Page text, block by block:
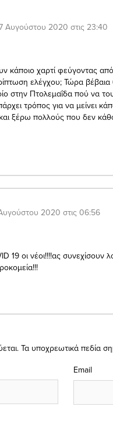
Αυγούστου 2020 στις 23:40
κάποιο χαρτί φεύγοντας
ελέγχου; Τώρα
στην Πτολεμαΐδα πού να
τρόπος για να μείνει
και ξέρω πολλούς που δεν
2020 στις 06:56
19 οι νέοι!!!!ας συνεχίσουν
Τα υποχρεωτικά πεδία
Email